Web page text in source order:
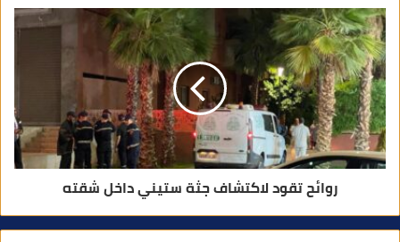
روائح تقود لاكتشاف جثة ستيني داخل شقته